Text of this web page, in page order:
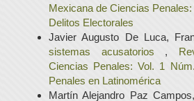
Mexicana de Ciencias
Delitos Electorales
Javier Augusto De Luca,
sistemas acusatorios ,
Ciencias Penales: Vol. 1
Penales en Latinomérica
Martín Alejandro Paz